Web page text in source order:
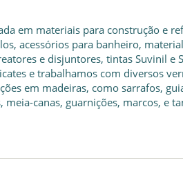
em materiais para construção e
acessórios para banheiro,
e disjuntores, tintas Suvinil
e trabalhamos com diversos
em madeiras, como sarrafos,
meia-canas, guarnições, marcos, e